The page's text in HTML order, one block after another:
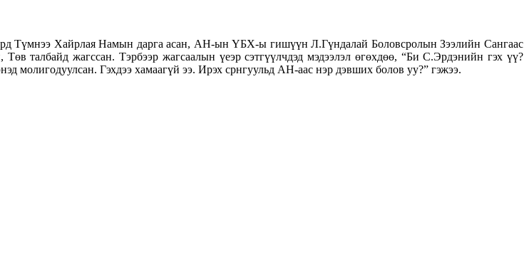
Хайрлая Намын дарга асан, АН-ын ҮБХ-ы гишүүн Л.Гүндалай Боловсролын Зээлийн Сангаас
талбайд жагссан. Тэрбээр жагсаалын үеэр сэтгүүлчдэд мэдээлэл өгөхдөө, “Би С.Эрдэнийн гэх үү?
молигодуулсан. Гэхдээ хамаагүй ээ. Ирэх срнгуульд АН-аас нэр дэвших болов уу?” гэжээ.